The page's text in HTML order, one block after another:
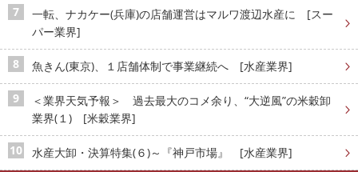
一転、ナカケー(兵庫)の店舗運営はマルワ渡辺水産に [スー
パー業界]
魚きん(東京)、１店舗体制で事業継続へ [水産業界]
＜業界天気予報＞ 過去最大のコメ余り、“大逆風”の米穀卸
業界(１) [米穀業界]
水産大卸・決算特集(６)～『神戸市場』 [水産業界]